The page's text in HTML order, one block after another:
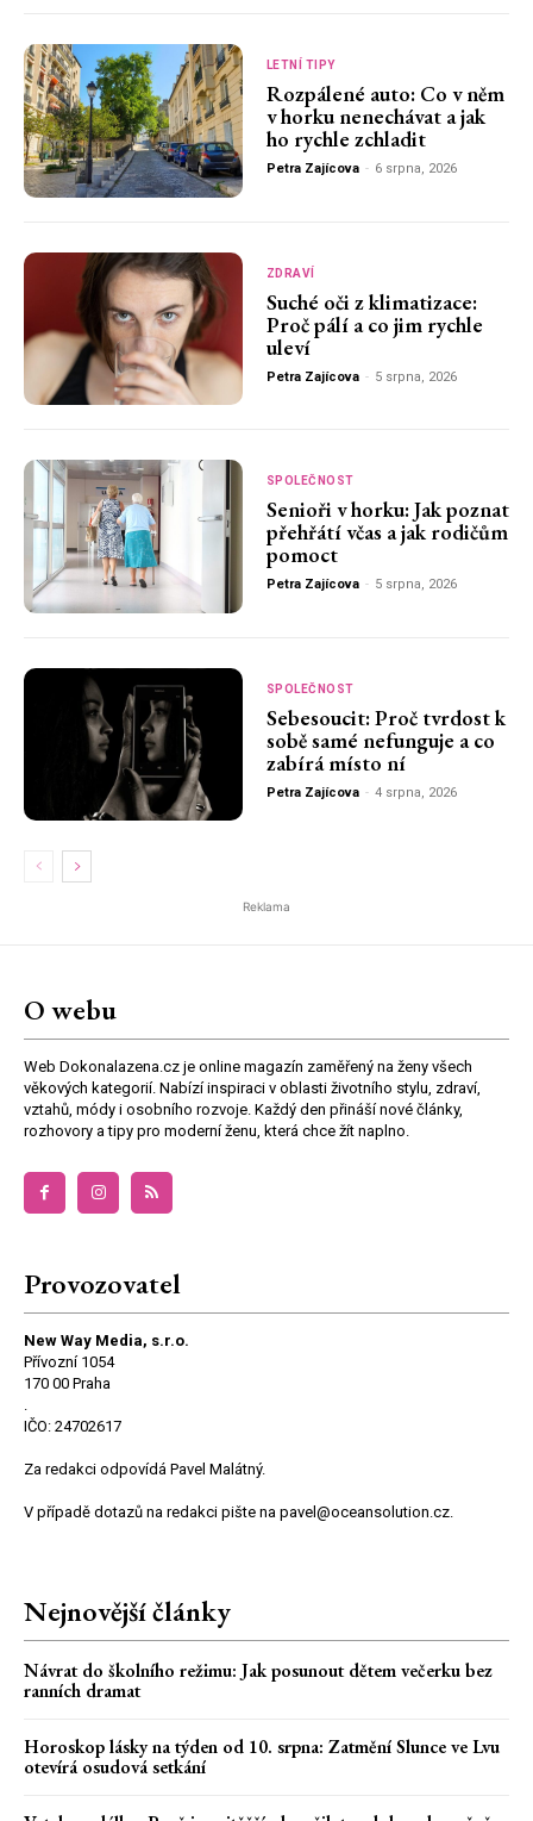
LETNÍ TIPY
Rozpálené auto: Co v něm
v horku nenechávat a jak
ho rychle zchladit
Petra Zajícova - 6 srpna, 2026
ZDRAVÍ
Suché oči z klimatizace:
Proč pálí a co jim rychle
uleví
Petra Zajícova - 5 srpna, 2026
SPOLEČNOST
Senioři v horku: Jak poznat
přehřátí včas a jak rodičům
pomoct
Petra Zajícova - 5 srpna, 2026
SPOLEČNOST
Sebesoucit: Proč tvrdost k
sobě samé nefunguje a co
zabírá místo ní
Petra Zajícova - 4 srpna, 2026
Reklama
O webu
Web Dokonalazena.cz je online magazín zaměřený na ženy všech
věkových kategorií. Nabízí inspiraci v oblasti životního stylu, zdraví,
vztahů, módy i osobního rozvoje. Každý den přináší nové články,
rozhovory a tipy pro moderní ženu, která chce žít naplno.
Provozovatel
New Way Media, s.r.o.
Přívozní 1054
170 00 Praha
.
IČO: 24702617
Za redakci odpovídá Pavel Malátný.
V případě dotazů na redakci pište na pavel@oceansolution.cz.
Nejnovější články
Návrat do školního režimu: Jak posunout dětem večerku bez
ranních dramat
Horoskop lásky na týden od 10. srpna: Zatmění Slunce ve Lvu
otevírá osudová setkání